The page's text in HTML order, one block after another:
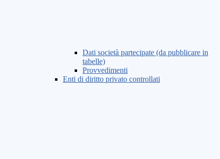
Dati società partecipate (da pubblicare in
tabelle)
Provvedimenti
Enti di diritto privato controllati